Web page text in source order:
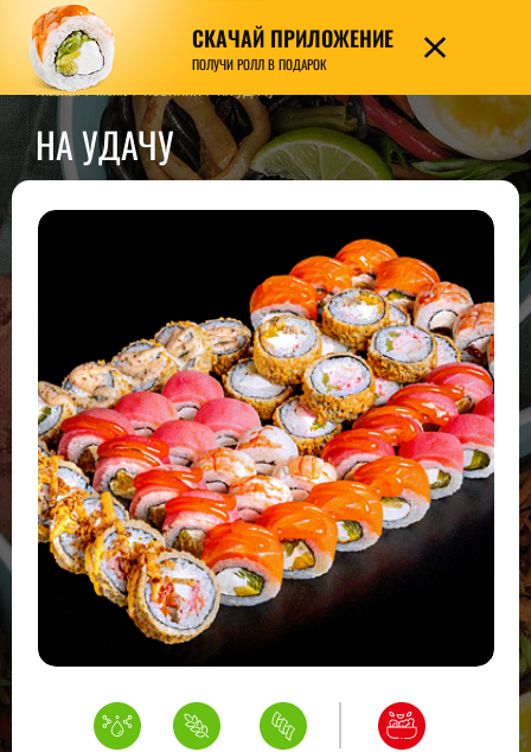
7989
Главная / Меню / НОВИНКИ / НА УДАЧУ
НА УДАЧУ
СКАЧАЙ ПРИЛОЖЕНИЕ
ПОЛУЧИ РОЛЛ В ПОДАРОК